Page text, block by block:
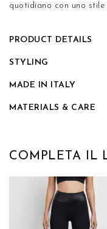
quotidiano con uno stile
PRODUCT DETAILS
STYLING
MADE IN ITALY
MATERIALS & CARE
COMPLETA IL